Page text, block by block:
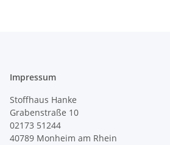
Impressum
Stoffhaus Hanke
Grabenstraße 10
02173 51244
40789 Monheim am Rhein